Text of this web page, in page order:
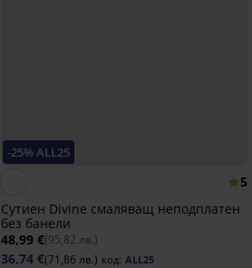
-25% ALL25
5
Сутиен Divine смаляващ неподплатен
без банели
48,99 €(95,82 лв.)
36,74 €(71,86 лв.) код: ALL25